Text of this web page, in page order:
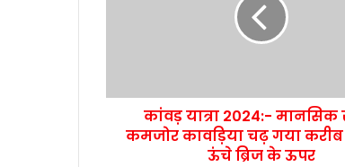
कांवड़ यात्रा 2024:-
कमजोर कावड़िया चढ़ गया
ऊंचे ब्रिज के ऊपर